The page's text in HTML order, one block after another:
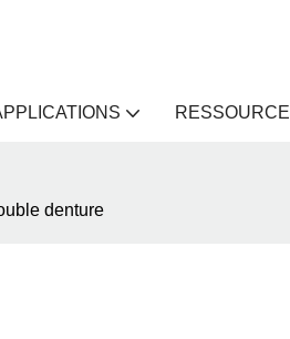
RESSOURCE
denture